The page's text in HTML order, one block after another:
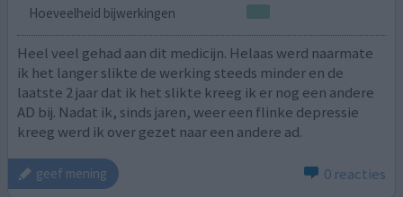
Hoeveelheid bijwerkingen
Heel veel gehad aan dit medicijn. Helaas werd naarmate
ik het langer slikte de werking steeds minder en de
laatste 2 jaar dat ik het slikte kreeg ik er nog een andere
AD bij. Nadat ik, sinds jaren, weer een flinke depressie
kreeg werd ik over gezet naar een andere ad.
geef mening 0 reacties